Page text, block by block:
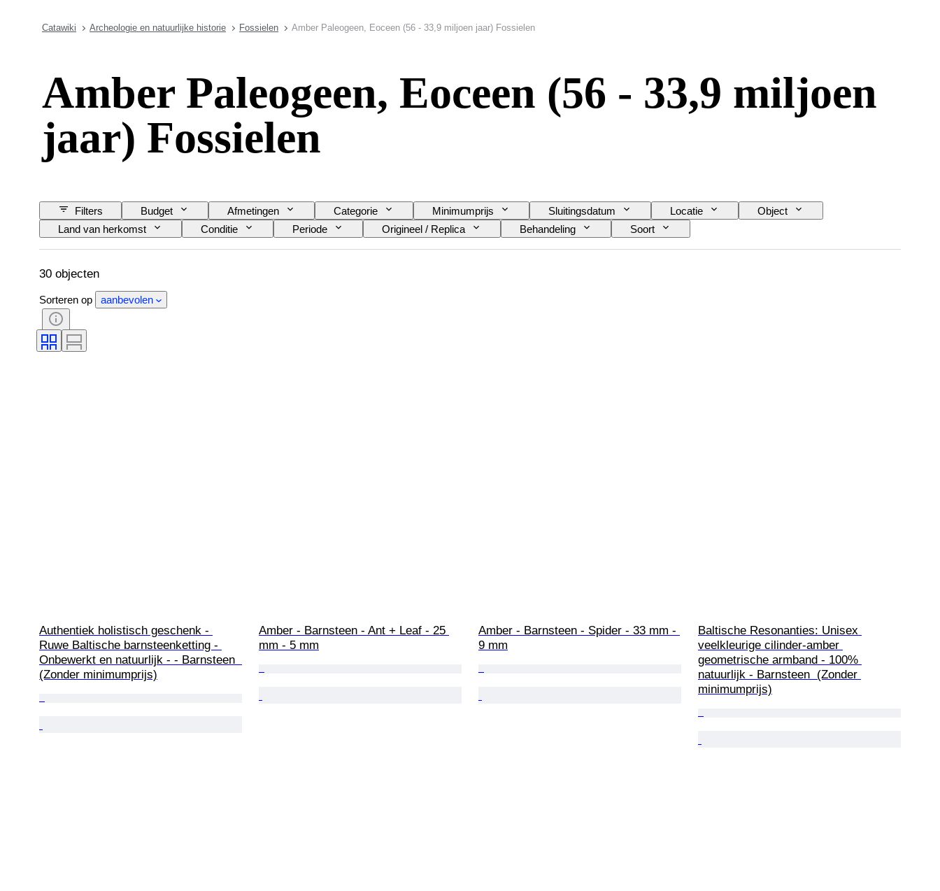
Catawiki Archeologie en natuurlijke historie Fossielen Amber Paleogeen, Eoceen (56 - 33,9 miljoen jaar) Fossielen
Amber Paleogeen, Eoceen (56 - 33,9 miljoen
jaar) Fossielen
Filters Budget Afmetingen Categorie Minimumprijs Sluitingsdatum Locatie
Object
Land van herkomst
Conditie Periode Origineel / Replica Behandeling Soort
30 objecten
Sorteren op aanbevolen
Authentiek holistisch geschenk -
Ruwe Baltische barnsteenketting -
Onbewerkt en natuurlijk - - Barnsteen
(Zonder minimumprijs)
Amber - Barnsteen - Ant + Leaf - 25
mm - 5 mm
Amber - Barnsteen - Spider - 33 mm -
9 mm
Baltische Resonanties: Unisex
veelkleurige cilinder-amber
geometrische armband - 100%
natuurlijk - Barnsteen  (Zonder
minimumprijs)